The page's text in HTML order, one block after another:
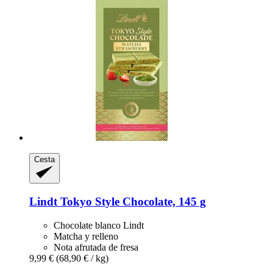
Cesta
Lindt Tokyo Style Chocolate, 145 g
Chocolate blanco Lindt
Matcha y relleno
Nota afrutada de fresa
9,99 € (68,90 € / kg)